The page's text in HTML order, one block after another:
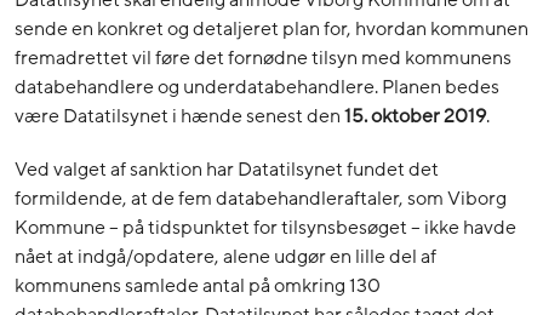
sende en konkret og detaljeret plan for, hvordan kommunen
fremadrettet vil føre det fornødne tilsyn med kommunens
databehandlere og underdatabehandlere. Planen bedes
være Datatilsynet i hænde senest den15. oktober 2019.
Ved valget af sanktion har Datatilsynet fundet det
formildende, at de fem databehandleraftaler, som Viborg
Kommune – på tidspunktet for tilsynsbesøget – ikke havde
nået at indgå/opdatere, alene udgør en lille del af
kommunens samlede antal på omkring 130